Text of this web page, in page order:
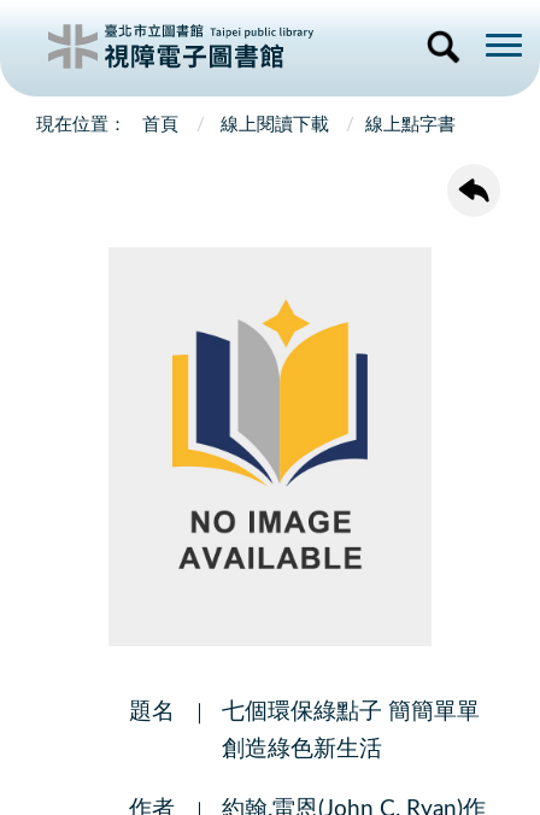
首頁 線上閱讀下載 線上點字書
題名
七個環保綠點子 簡簡單單
創造綠色新生活
作者
約翰.雷恩(John C. Ryan)作